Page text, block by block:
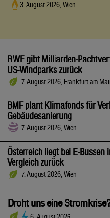
3. August 2026, Wien
RWE gibt Milliarden-
US-Windparks zurück
7. August 2026, Frankfurt am
BMF plant Klimafonds für
Gebäudesanierung
7. August 2026, Wien
Österreich liegt bei E-Bussen
Vergleich zurück
7. August 2026, Wien
Droht uns eine